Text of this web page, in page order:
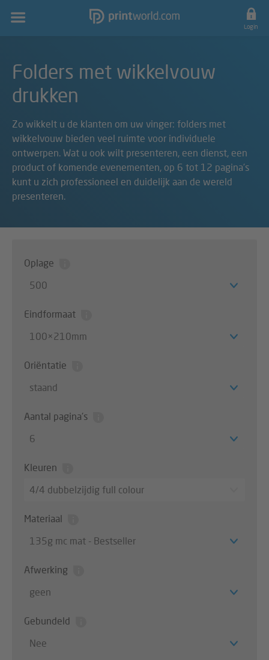
Hoofdnavigatie
Login
Folders met wikkelvouw
drukken
Zo wikkelt u de klanten om uw vinger: folders met
wikkelvouw bieden veel ruimte voor individuele
ontwerpen. Wat u ook wilt presenteren, een dienst, een
product of komende evenementen, op 6 tot 12 pagina's
kunt u zich professioneel en duidelijk aan de wereld
presenteren.
Oplage
500
Eindformaat
100×210mm
Oriëntatie
staand
Aantal pagina's
6
Kleuren
4/4 dubbelzijdig full colour
Materiaal
135g mc mat - Bestseller
Afwerking
geen
Gebundeld
Nee